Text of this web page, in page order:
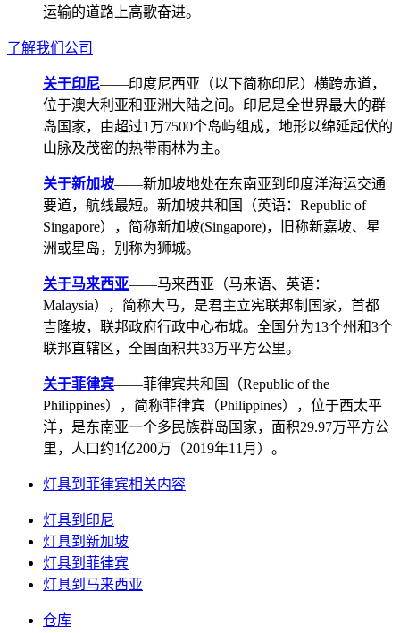
运输的道路上高歌奋进。
了解我们公司
关于印尼——印度尼西亚（以下简称印尼）横跨赤道，
位于澳大利亚和亚洲大陆之间。印尼是全世界最大的群
岛国家，由超过1万7500个岛屿组成，地形以绵延起伏的
山脉及茂密的热带雨林为主。
关于新加坡——新加坡地处在东南亚到印度洋海运交通
要道，航线最短。新加坡共和国（英语：Republic of
Singapore），简称新加坡(Singapore)，旧称新嘉坡、星
洲或星岛，别称为狮城。
关于马来西亚——马来西亚（马来语、英语：
Malaysia），简称大马，是君主立宪联邦制国家，首都
吉隆坡，联邦政府行政中心布城。全国分为13个州和3个
联邦直辖区，全国面积共33万平方公里。
关于菲律宾——菲律宾共和国（Republic of the
Philippines），简称菲律宾（Philippines），位于西太平
洋，是东南亚一个多民族群岛国家，面积29.97万平方公
里，人口约1亿200万（2019年11月）。
灯具到菲律宾相关内容
灯具到印尼
灯具到新加坡
灯具到菲律宾
灯具到马来西亚
仓库